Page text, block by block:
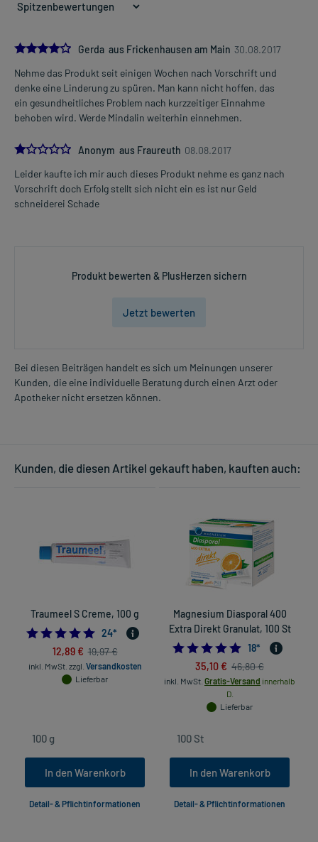
4.0
Gerda aus Frickenhausen am Main 30.08.2017
Nehme das Produkt seit einigen Wochen nach Vorschrift und
denke eine Linderung zu spüren. Man kann nicht hoffen, das
ein gesundheitliches Problem nach kurzzeitiger Einnahme
behoben wird. Werde Mindalin weiterhin einnehmen.
1.0Anonym aus Fraureuth 08.08.2017
Leider kaufte ich mir auch dieses Produkt nehme es ganz nach
Vorschrift doch Erfolg stellt sich nicht ein es ist nur Geld
schneiderei Schade
Produkt bewerten & PlusHerzen sichern
Jetzt bewerten
Bei diesen Beiträgen handelt es sich um Meinungen unserer
Kunden, die eine individuelle Beratung durch einen Arzt oder
Apotheker nicht ersetzen können.
Kunden, die diesen Artikel gekauft haben, kauften auch:
Traumeel S Creme, 100 g
4.875
24*
12,89 € 19,97 €
inkl. MwSt. zzgl. Versandkosten
Lieferbar
In den Warenkorb
Detail- & Pflichtinformationen
Magnesium Diasporal 400
Extra Direkt Granulat, 100 St
18*
35,10 € 46,80 €
inkl. MwSt. Gratis-Versand innerhalb
D.
Lieferbar
In den Warenkorb
Detail- & Pflichtinformationen